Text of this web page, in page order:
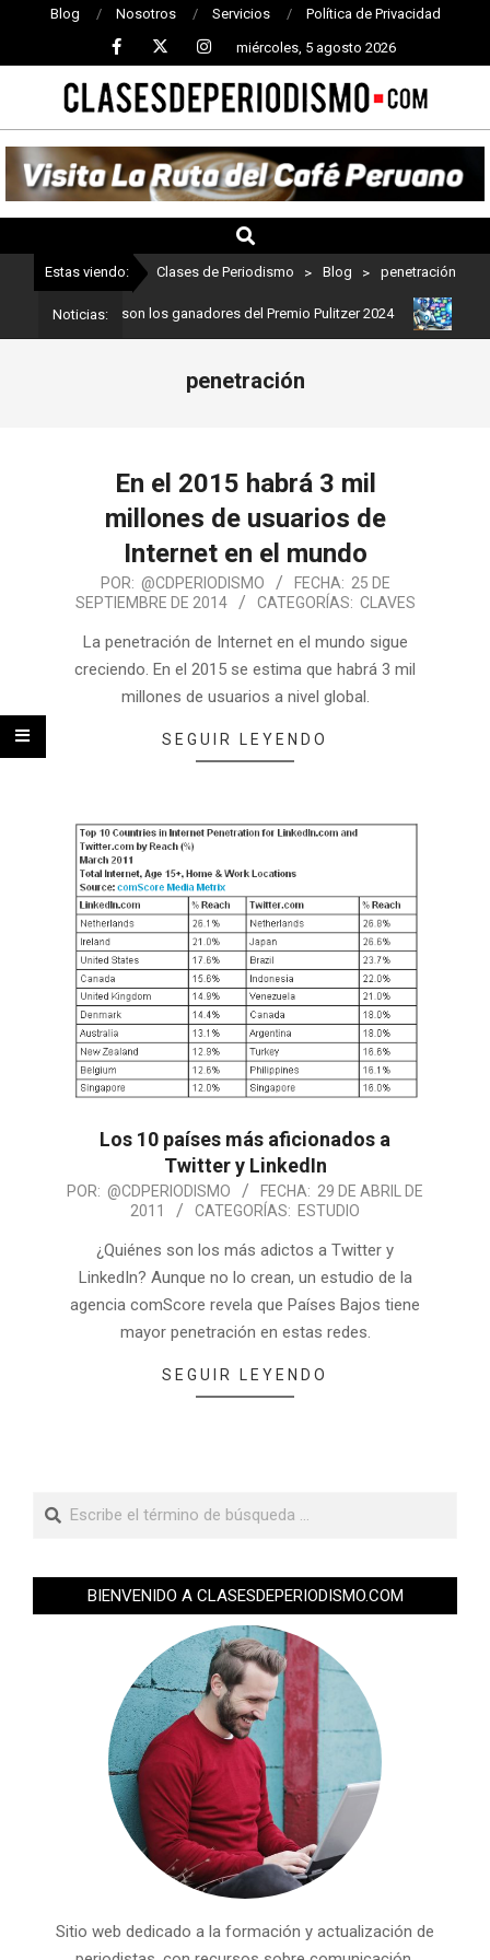
Blog Nosotros Servicios Política de Privacidad
miércoles, 5 agosto 2026
CLASES
DE
PERIODISMO
Estas viendo: Clases de Periodismo > Blog > penetración
Noticias:
Estos son los ganadores del Premio Pulitzer 2024
penetración
En el 2015 habrá 3 mil
millones de usuarios de
Internet en el mundo
POR: @CDPERIODISMO FECHA: 25 DE
SEPTIEMBRE DE 2014
CATEGORÍAS: CLAVES
La penetración de Internet en el mundo sigue
creciendo. En el 2015 se estima que habrá 3 mil
millones de usuarios a nivel global.
SEGUIR LEYENDO
Los 10 países más aficionados a
Twitter y LinkedIn
POR: @CDPERIODISMO FECHA: 29 DE ABRIL DE
2011
CATEGORÍAS: ESTUDIO
¿Quiénes son los más adictos a Twitter y
LinkedIn? Aunque no lo crean, un estudio de la
agencia comScore revela que Países Bajos tiene
mayor penetración en estas redes.
SEGUIR LEYENDO
BIENVENIDO A CLASESDEPERIODISMO.COM
Sitio web dedicado a la formación y actualización de